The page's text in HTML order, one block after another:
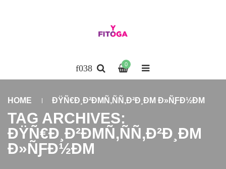
0
HOME ÐŸÑ€Ð¸Ð²ÐΜÑ‚ÑÑ‚Ð²Ð¸ÐΜ Ð»ÑƑÐ½ÐΜ
TAG ARCHIVES:
ÐŸÑ€Ð¸Ð²ÐΜÑ‚ÑÑ‚Ð²Ð¸ÐΜ
Ð»ÑƑÐ½ÐΜ